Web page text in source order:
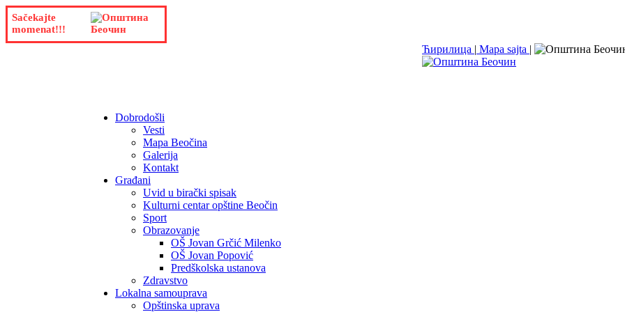
Sačekajte
momenat!!!
Ћирилица | Mapa sajta |
Dobrodošli
Vesti
Mapa Beočina
Galerija
Kontakt
Građani
Uvid u birački spisak
Kulturni centar opštine Beočin
Sport
Obrazovanje
OŠ Jovan Grčić Milenko
OŠ Jovan Popović
Predškolska ustanova
Zdravstvo
Lokalna samouprava
Opštinska uprava